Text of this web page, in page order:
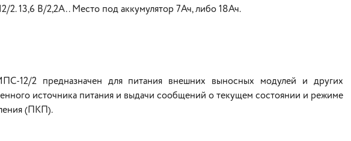
2. 13,6 В/2,2А.. Место под аккумулятор 7Ач, либо 18Ач.
12/2 предназначен для питания внешних выносных модулей и других
источника питания и выдачи сообщений о текущем состоянии и режиме
(ПКП).